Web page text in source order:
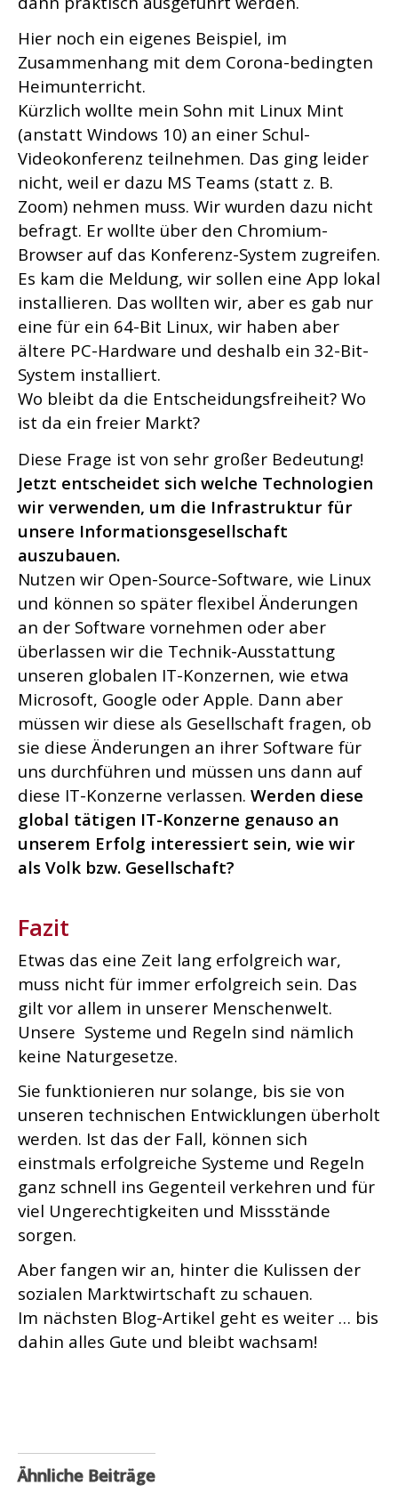
Hier noch ein eigenes Beispiel, im
Zusammenhang mit dem Corona-bedingten
Heimunterricht.
Kürzlich wollte mein Sohn mit Linux Mint
(anstatt Windows 10) an einer Schul-
Videokonferenz teilnehmen. Das ging leider
nicht, weil er dazu MS Teams (statt z. B.
Zoom) nehmen muss. Wir wurden dazu nicht
befragt. Er wollte über den Chromium-
Browser auf das Konferenz-System zugreifen.
Es kam die Meldung, wir sollen eine App lokal
installieren. Das wollten wir, aber es gab nur
eine für ein 64-Bit Linux, wir haben aber
ältere PC-Hardware und deshalb ein 32-Bit-
System installiert.
Wo bleibt da die Entscheidungsfreiheit? Wo
ist da ein freier Markt?
Diese Frage ist von sehr großer Bedeutung!
Jetzt entscheidet sich welche Technologien
wir verwenden, um die Infrastruktur für
unsere Informationsgesellschaft
auszubauen.
Nutzen wir Open-Source-Software, wie Linux
und können so später flexibel Änderungen
an der Software vornehmen oder aber
überlassen wir die Technik-Ausstattung
unseren globalen IT-Konzernen, wie etwa
Microsoft, Google oder Apple. Dann aber
müssen wir diese als Gesellschaft fragen, ob
sie diese Änderungen an ihrer Software für
uns durchführen und müssen uns dann auf
diese IT-Konzerne verlassen. Werden diese
global tätigen IT-Konzerne genauso an
unserem Erfolg interessiert sein, wie wir
als Volk bzw. Gesellschaft?
Fazit
Etwas das eine Zeit lang erfolgreich war,
muss nicht für immer erfolgreich sein. Das
gilt vor allem in unserer Menschenwelt.
Unsere Systeme und Regeln sind nämlich
keine Naturgesetze.
Sie funktionieren nur solange, bis sie von
unseren technischen Entwicklungen überholt
werden. Ist das der Fall, können sich
einstmals erfolgreiche Systeme und Regeln
ganz schnell ins Gegenteil verkehren und für
viel Ungerechtigkeiten und Missstände
sorgen.
Aber fangen wir an, hinter die Kulissen der
sozialen Marktwirtschaft zu schauen.
Im nächsten Blog-Artikel geht es weiter … bis
dahin alles Gute und bleibt wachsam!
Ähnliche Beiträge